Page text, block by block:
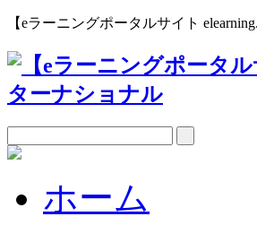
【eラーニングポータルサイト
ホーム